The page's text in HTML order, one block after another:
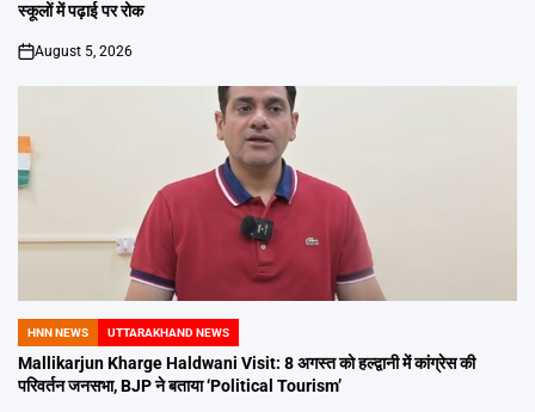
स्कूलों में पढ़ाई पर रोक
on
August 5, 2026
POSTED
IN
HNN NEWS UTTARAKHAND NEWS
Mallikarjun Kharge Haldwani Visit: 8 अगस्त को हल्द्वानी में कांग्रेस की
परिवर्तन जनसभा, BJP ने बताया ‘Political Tourism’